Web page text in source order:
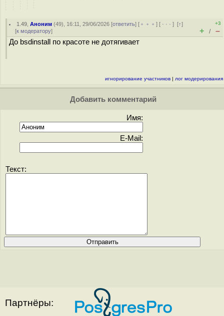
1.49 ,Аноним (49), 16:11, 29/06/2026 [ответить] [ ﹢﹢﹢] [ · · ·][↑]
[к модератору]
+3
+ / –
До bsdinstall по красоте не дотягивает
игнорирование участников | лог модерирования
Добавить комментарий
Имя:
E-Mail:
Текст:
Партнёры: